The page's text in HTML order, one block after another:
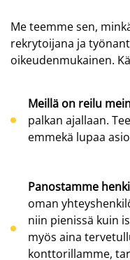
Me teemme sen,
rekrytoijana ja
oikeudenmukainen.
Meillä on reilu
palkan ajallaan.
emmekä lupaa
Panostamme
oman
niin pienissä kuin
myös aina
konttorillamme,